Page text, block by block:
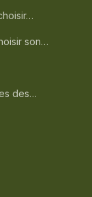
son…
des…